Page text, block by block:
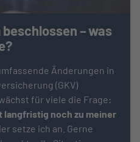
– was
Änderungen in
(GKV)
für viele die Frage:
langfristig noch zu meiner
setze ich an. Gerne